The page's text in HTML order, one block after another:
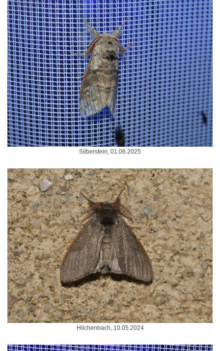
Silberstein, 01.06.2025
Hilchenbach, 10.05.2024